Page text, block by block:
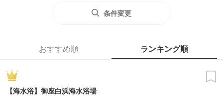
条件変更
おすすめ順 ランキング順
【海水浴】御座白浜海水浴場